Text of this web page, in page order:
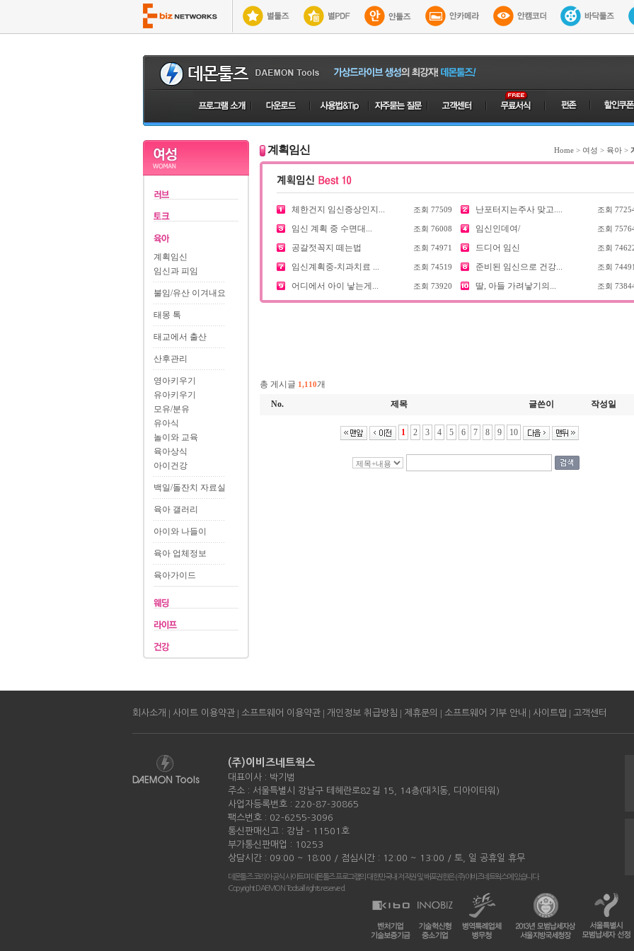
계획임신
임신과 피임
불임/유산 이겨내요
태몽 톡
태교에서 출산
산후관리
영아키우기
유아키우기
모유/분유
유아식
놀이와 교육
육아상식
아이건강
백일/돌잔치 자료실
육아 갤러리
아이와 나들이
육아 업체정보
육아가이드
계획임신 Home > 여성 > 육아 >
체한건지 임신증상인지... 조회 77509 난포터지는주사 맞고.... 조회
임신 계획 중 수면대... 조회 76008 임신인데여/ 조회
공갈젓꼭지 떼는법 조회 74971 드디어 임신 조회
임신계획중-치과치료 ... 조회 74519 준비된 임신으로 건강... 조회
어디에서 아이 낳는게... 조회 73920 딸, 아들 가려낳기의... 조회
총 게시글 1,110개
No.
제목 글쓴이 작성일
1 2 3 4 5 6 7 8 9 10
회사소개 | 사이트 이용약관 | 소프트웨어 이용약관 | 개인정보 취급방침 | 제휴문의 | 소프트웨어 기부 안내 | 사이트맵 | 고객센터
(주)이비즈네트웍스
대표이사 : 박기범
주소 : 서울특별시 강남구 테헤란로82길 15, 14층(대치동, 디아이타워)
사업자등록번호 : 220-87-30865
팩스번호 : 02-6255-3096
통신판매신고 : 강남 - 11501호
부가통신판매업 : 10253
상담시간 : 09:00 ~ 18:00 / 점심시간 : 12:00 ~ 13:00 / 토, 일 공휴일 휴무
데몬툴즈 코리아 공식 사이트며 데몬툴즈 프로그램의 대한민국내 저작권 및 배포권한은 (주)이비즈네트웍스에 있습니다.
Copyright DAEMON Tools all rights reserved.